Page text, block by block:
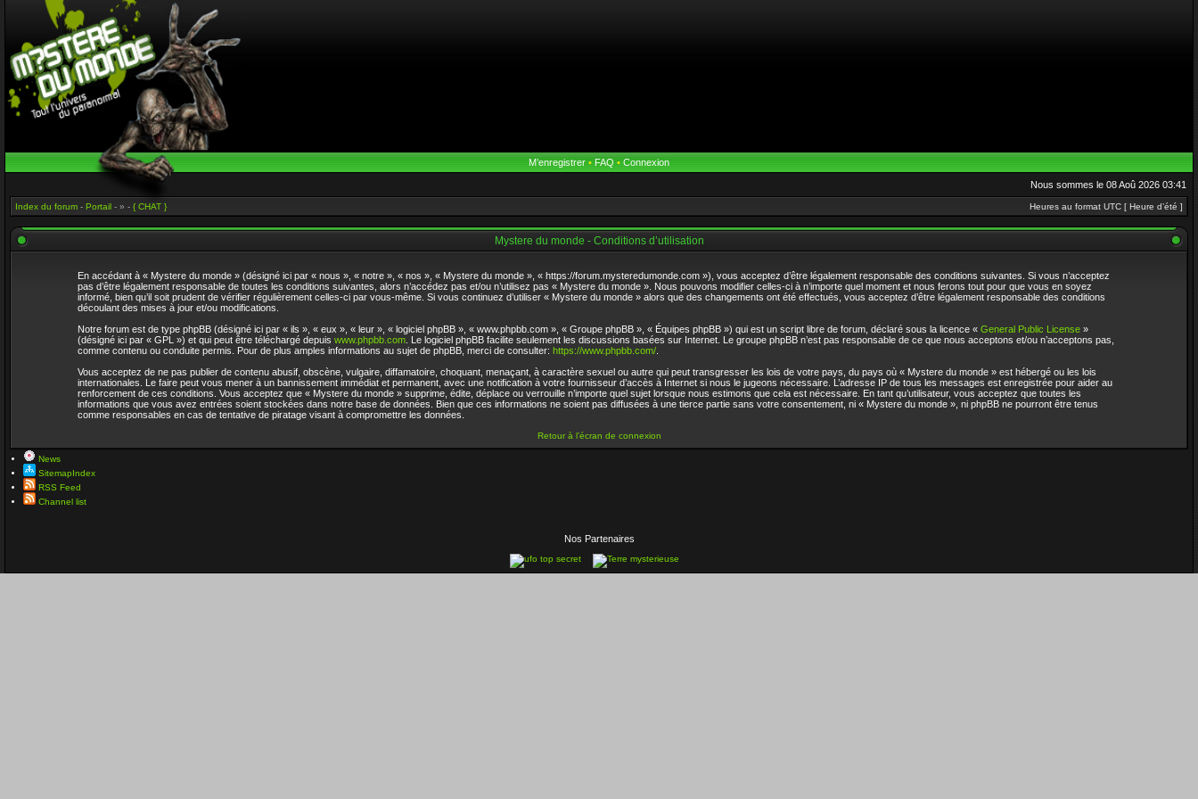
M’enregistrer • FAQ • Connexion
Nous sommes le 08 Aoû 2026 03:41
Index du forum - Portail - » - { CHAT } Heures au format UTC [ Heure d’été ]
Mystere du monde - Conditions d’utilisation
En accédant à « Mystere du monde » (désigné ici par « nous », « notre », « nos », « Mystere du monde », « https://forum.mysteredumonde.com »), vous acceptez d’être légalement responsable des conditions suivantes. Si vous n’acceptez
pas d’être légalement responsable de toutes les conditions suivantes, alors n’accédez pas et/ou n’utilisez pas « Mystere du monde ». Nous pouvons modifier celles-ci à n’importe quel moment et nous ferons tout pour que vous en soyez
informé, bien qu’il soit prudent de vérifier régulièrement celles-ci par vous-même. Si vous continuez d’utiliser « Mystere du monde » alors que des changements ont été effectués, vous acceptez d’être légalement responsable des conditions
découlant des mises à jour et/ou modifications.
Notre forum est de type phpBB (désigné ici par « ils », « eux », « leur », « logiciel phpBB », « www.phpbb.com », « Groupe phpBB », « Équipes phpBB ») qui est un script libre de forum, déclaré sous la licence « General Public License»
(désigné ici par « GPL ») et qui peut être téléchargé depuis www.phpbb.com. Le logiciel phpBB facilite seulement les discussions basées sur Internet. Le groupe phpBB n’est pas responsable de ce que nous acceptons et/ou n’acceptons pas,
comme contenu ou conduite permis. Pour de plus amples informations au sujet de phpBB, merci de consulter: https://www.phpbb.com/.
Vous acceptez de ne pas publier de contenu abusif, obscène, vulgaire, diffamatoire, choquant, menaçant, à caractère sexuel ou autre qui peut transgresser les lois de votre pays, du pays où « Mystere du monde » est hébergé ou les lois
internationales. Le faire peut vous mener à un bannissement immédiat et permanent, avec une notification à votre fournisseur d’accès à Internet si nous le jugeons nécessaire. L’adresse IP de tous les messages est enregistrée pour aider au
renforcement de ces conditions. Vous acceptez que « Mystere du monde » supprime, édite, déplace ou verrouille n’importe quel sujet lorsque nous estimons que cela est nécessaire. En tant qu’utilisateur, vous acceptez que toutes les
informations que vous avez entrées soient stockées dans notre base de données. Bien que ces informations ne soient pas diffusées à une tierce partie sans votre consentement, ni « Mystere du monde », ni phpBB ne pourront être tenus
comme responsables en cas de tentative de piratage visant à compromettre les données.
Retour à l’écran de connexion
News
SitemapIndex
RSS Feed
Channel list
Nos Partenaires